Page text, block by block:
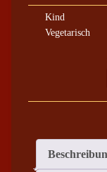
Kind
Vegetarisch